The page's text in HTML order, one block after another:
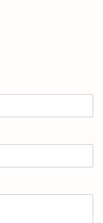
んのレシ
おり・